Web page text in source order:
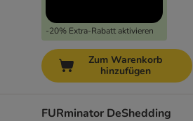
-20% Extra-Rabatt aktivieren
Zum Warenkorb
hinzufügen
FURminator DeShedding